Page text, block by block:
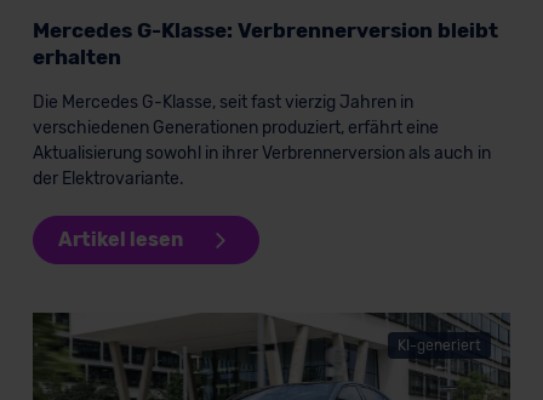
Datenschutzerklärung
Mercedes G-Klasse: Verbrennerversion bleibt
erhalten
Die Mercedes G-Klasse, seit fast vierzig Jahren in
verschiedenen Generationen produziert, erfährt eine
Aktualisierung sowohl in ihrer Verbrennerversion als auch in
der Elektrovariante.
Artikel lesen
KI-generiert